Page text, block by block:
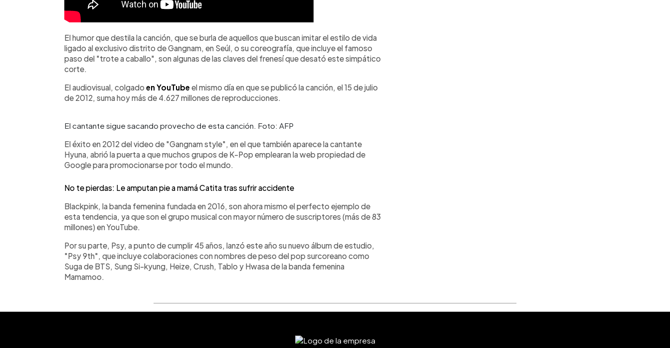
El humor que destila la canción, que se burla de aquellos que buscan imitar el estilo de vida
ligado al exclusivo distrito de Gangnam, en Seúl, o su coreografía, que incluye el famoso
paso del "trote a caballo", son algunas de las claves del frenesí que desató este simpático
corte.
El audiovisual, colgado en YouTube el mismo día en que se publicó la canción, el 15 de julio
de 2012, suma hoy más de 4.627 millones de reproducciones.
El cantante sigue sacando provecho de esta canción. Foto: AFP
El éxito en 2012 del video de "Gangnam style", en el que también aparece la cantante
Hyuna, abrió la puerta a que muchos grupos de K-Pop emplearan la web propiedad de
Google para promocionarse por todo el mundo.
No te pierdas: Le amputan pie a mamá Catita tras sufrir accidente
Blackpink, la banda femenina fundada en 2016, son ahora mismo el perfecto ejemplo de
esta tendencia, ya que son el grupo musical con mayor número de suscriptores (más de 83
millones) en YouTube.
Por su parte, Psy, a punto de cumplir 45 años, lanzó este año su nuevo álbum de estudio,
"Psy 9th", que incluye colaboraciones con nombres de peso del pop surcoreano como
Suga de BTS, Sung Si-kyung, Heize, Crush, Tablo y Hwasa de la banda femenina
Mamamoo.